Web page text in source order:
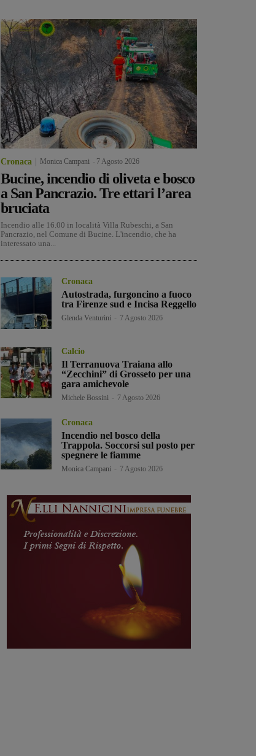
Cronaca Monica Campani 7 Agosto 2026
Bucine, incendio di oliveta e bosco
a San Pancrazio. Tre ettari l’area
bruciata
Incendio alle 16.00 in località Villa Rubeschi, a San
Pancrazio, nel Comune di Bucine. L'incendio, che ha
interessato una...
Cronaca
Autostrada, furgoncino a fuoco
tra Firenze sud e Incisa Reggello
Glenda Venturini 7 Agosto 2026
Calcio
Il Terranuova Traiana allo
“Zecchini” di Grosseto per una
gara amichevole
Michele Bossini 7 Agosto 2026
Cronaca
Incendio nel bosco della
Trappola. Soccorsi sul posto per
spegnere le fiamme
Monica Campani 7 Agosto 2026